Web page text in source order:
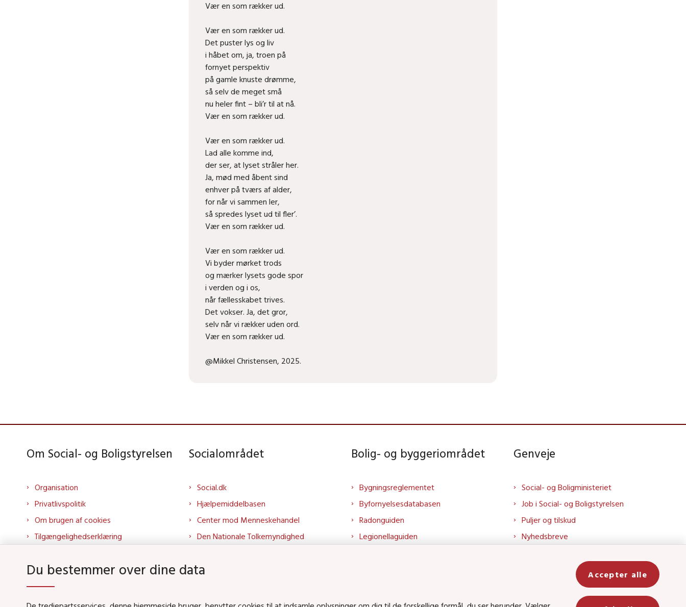
Vær en som rækker ud.
Vær en som rækker ud.
Det puster lys og liv
i håbet om, ja, troen på
fornyet perspektiv
på gamle knuste drømme,
så selv de meget små
nu heler fint – bli’r til at nå.
Vær en som rækker ud.
Vær en som rækker ud.
Lad alle komme ind,
der ser, at lyset stråler her.
Ja, mød med åbent sind
enhver på tværs af alder,
for når vi sammen ler,
så spredes lyset ud til fler’.
Vær en som rækker ud.
Vær en som rækker ud.
Vi byder mørket trods
og mærker lysets gode spor
i verden og i os,
når fællesskabet trives.
Det vokser. Ja, det gror,
selv når vi rækker uden ord.
Vær en som rækker ud.
@Mikkel Christensen, 2025.
Om Social- og Boligstyrelsen
Organisation
Privatlivspolitik
Om brugen af cookies
Tilgængelighedserklæring
Kontakt os
Whistleblowerordning
About us
Socialområdet
Social.dk
Hjælpemiddelbasen
Center mod Menneskehandel
Den Nationale Tolkemyndighed
Tolkeportalen
Socialområdet på YouTube
Bolig- og byggeriområdet
Bygningsreglementet
Byfornyelsesdatabasen
Radonguiden
Legionellaguiden
Bolig og byggeri på LinkedIn
Genveje
Social- og Boligministeriet
Job i Social- og Boligstyrelsen
Puljer og tilskud
Nyhedsbreve
Social- og Boligstyrelsens nyheder
som RSS feed
Du bestemmer over dine data Accepter alle